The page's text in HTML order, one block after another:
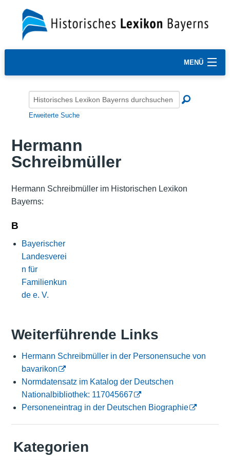
MENÜ
Erweiterte Suche
Hermann
Schreibmüller
Hermann Schreibmüller im Historischen Lexikon
Bayerns:
B
Bayerischer
Landesverei
n für
Familienkun
de e. V.
Weiterführende Links
Hermann Schreibmüller in der Personensuche von
bavarikon
Normdatensatz im Katalog der Deutschen
Nationalbibliothek: 117045667
Personeneintrag in der Deutschen Biographie
Kategorien